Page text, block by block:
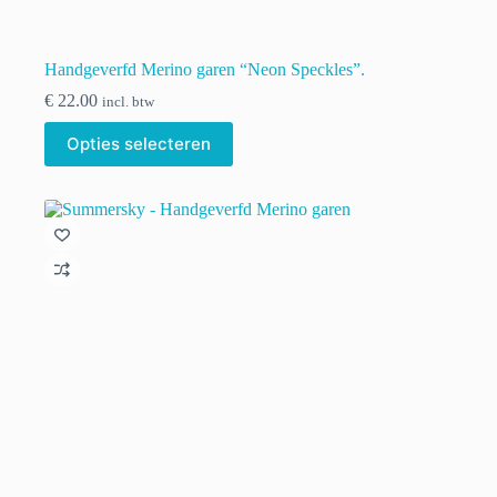
Handgeverfd Merino garen “Neon Speckles”.
€ 22.00 incl. btw
Opties selecteren
Dit
product
heeft
variaties.
Deze
kan